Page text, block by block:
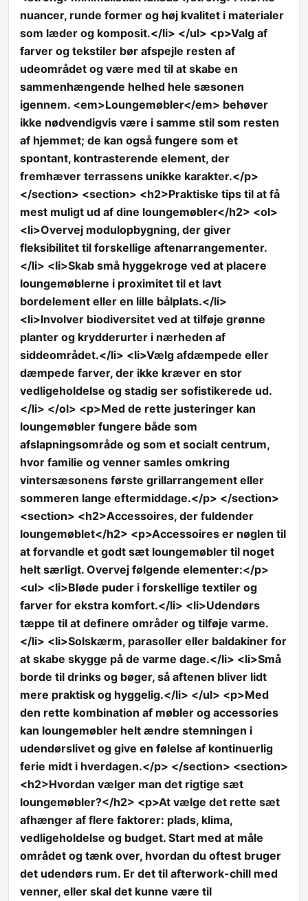
nuancer, runde former og høj kvalitet i materialer
som læder og komposit.</li> </ul> <p>Valg af
farver og tekstiler bør afspejle resten af
udeområdet og være med til at skabe en
sammenhængende helhed hele sæsonen
igennem. <em>Loungemøbler</em> behøver
ikke nødvendigvis være i samme stil som resten
af hjemmet; de kan også fungere som et
spontant, kontrasterende element, der
fremhæver terrassens unikke karakter.</p>
</section> <section> <h2>Praktiske tips til at få
mest muligt ud af dine loungemøbler</h2> <ol>
<li>Overvej modulopbygning, der giver
fleksibilitet til forskellige aftenarrangementer.
</li> <li>Skab små hyggekroge ved at placere
loungemøblerne i proximitet til et lavt
bordelement eller en lille bålplats.</li>
<li>Involver biodiversitet ved at tilføje grønne
planter og krydderurter i nærheden af
siddeområdet.</li> <li>Vælg afdæmpede eller
dæmpede farver, der ikke kræver en stor
vedligeholdelse og stadig ser sofistikerede ud.
</li> </ol> <p>Med de rette justeringer kan
loungemøbler fungere både som
afslapningsområde og som et socialt centrum,
hvor familie og venner samles omkring
vintersæsonens første grillarrangement eller
sommeren lange eftermiddage.</p> </section>
<section> <h2>Accessoires, der fuldender
loungemøblet</h2> <p>Accessoires er nøglen til
at forvandle et godt sæt loungemøbler til noget
helt særligt. Overvej følgende elementer:</p>
<ul> <li>Bløde puder i forskellige textiler og
farver for ekstra komfort.</li> <li>Udendørs
tæppe til at definere områder og tilføje varme.
</li> <li>Solskærm, parasoller eller baldakiner for
at skabe skygge på de varme dage.</li> <li>Små
borde til drinks og bøger, så aftenen bliver lidt
mere praktisk og hyggelig.</li> </ul> <p>Med
den rette kombination af møbler og accessories
kan loungemøbler helt ændre stemningen i
udendørslivet og give en følelse af kontinuerlig
ferie midt i hverdagen.</p> </section> <section>
<h2>Hvordan vælger man det rigtige sæt
loungemøbler?</h2> <p>At vælge det rette sæt
afhænger af flere faktorer: plads, klima,
vedligeholdelse og budget. Start med at måle
området og tænk over, hvordan du oftest bruger
det udendørs rum. Er det til afterwork-chill med
venner, eller skal det kunne være til